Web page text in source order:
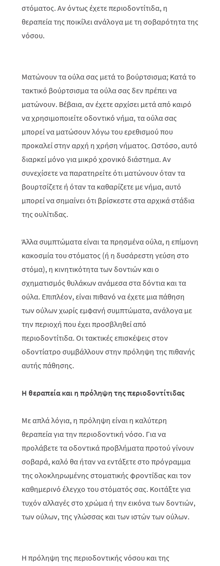
στόματος. Αν όντως έχετε περιοδοντίτιδα, η
θεραπεία της ποικίλει ανάλογα με τη σοβαρότητα της
νόσου.
Ματώνουν τα ούλα σας μετά το βούρτσισμα; Κατά το
τακτικό βούρτσισμα τα ούλα σας δεν πρέπει να
ματώνουν. Βέβαια, αν έχετε αρχίσει μετά από καιρό
να χρησιμοποιείτε οδοντικό νήμα, τα ούλα σας
μπορεί να ματώσουν λόγω του ερεθισμού που
προκαλεί στην αρχή η χρήση νήματος. Ωστόσο, αυτό
διαρκεί μόνο για μικρό χρονικό διάστημα. Αν
συνεχίσετε να παρατηρείτε ότι ματώνουν όταν τα
βουρτσίζετε ή όταν τα καθαρίζετε με νήμα, αυτό
μπορεί να σημαίνει ότι βρίσκεστε στα αρχικά στάδια
της ουλίτιδας.
Άλλα συμπτώματα είναι τα πρησμένα ούλα, η επίμονη
κακοσμία του στόματος (ή η δυσάρεστη γεύση στο
στόμα), η κινητικότητα των δοντιών και ο
σχηματισμός θυλάκων ανάμεσα στα δόντια και τα
ούλα. Επιπλέον, είναι πιθανό να έχετε μια πάθηση
των ούλων χωρίς εμφανή συμπτώματα, ανάλογα με
την περιοχή που έχει προσβληθεί από
περιοδοντίτιδα. Οι τακτικές επισκέψεις στον
οδοντίατρο συμβάλλουν στην πρόληψη της πιθανής
αυτής πάθησης.
Η θεραπεία και η πρόληψη της περιοδοντίτιδας
Με απλά λόγια, η πρόληψη είναι η καλύτερη
θεραπεία για την περιοδοντική νόσο. Για να
προλάβετε τα οδοντικά προβλήματα προτού γίνουν
σοβαρά, καλό θα ήταν να εντάξετε στο πρόγραμμα
της ολοκληρωμένης στοματικής φροντίδας και τον
καθημερινό έλεγχο του στόματός σας. Κοιτάξτε για
τυχόν αλλαγές στο χρώμα ή την εικόνα των δοντιών,
των ούλων, της γλώσσας και των ιστών των ούλων.
Η πρόληψη της περιοδοντικής νόσου και της